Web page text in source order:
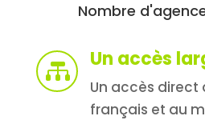
Nombre
 Un accès
Un accès direct
français et au